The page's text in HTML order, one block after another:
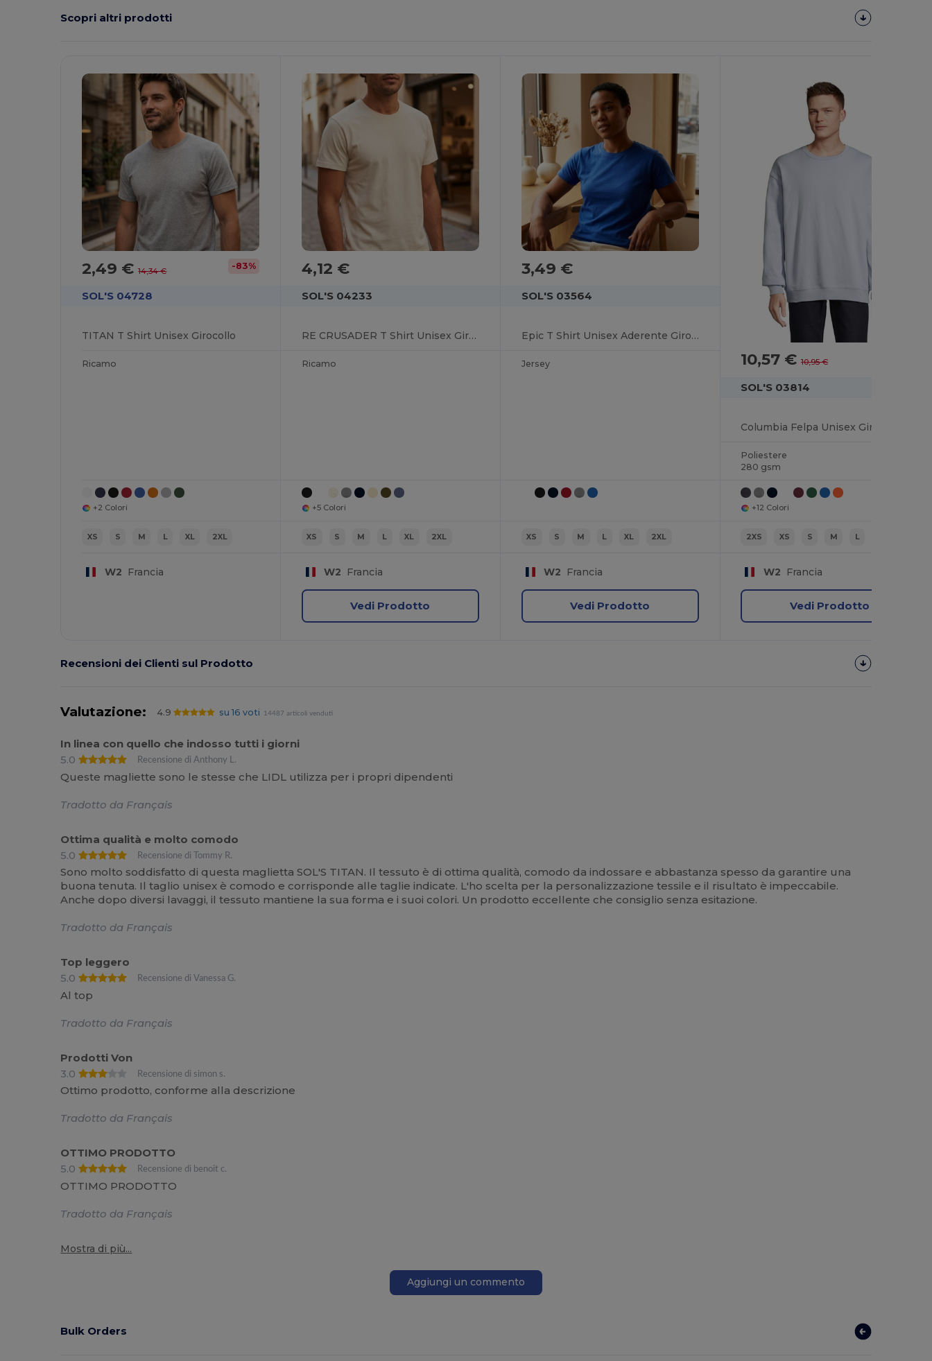
Scopri altri prodotti
2,49 €14,34 € -83%
SOL'S 04728
TITAN T Shirt Unisex Girocollo
Ricamo
+2 Colori
XS S M L XL 2XL
W2 Francia
4,12 €
SOL'S 04233
RE CRUSADER T Shirt Unisex Girocollo
Ricamo
+5 Colori
XS S M L XL 2XL
W2 Francia
Vedi Prodotto
3,49 €
SOL'S 03564
Epic T Shirt Unisex Aderente Girocollo
Jersey
XS S M L XL 2XL
W2 Francia
Vedi Prodotto
10,57 €10,95 €
SOL'S 03814
Columbia Felpa Unisex Girocollo
Poliestere
280 gsm
+12 Colori
2XS XS S M L
W2 Francia
Vedi Prodotto
Recensioni dei Clienti sul Prodotto
Valutazione: 4.9 su 16 voti 14487 articoli venduti
In linea con quello che indosso tutti i giorni
5.0
Recensione di Anthony L.
Queste magliette sono le stesse che LIDL utilizza per i propri dipendenti
Tradotto da Français
Ottima qualità e molto comodo
5.0
Recensione di Tommy R.
Sono molto soddisfatto di questa maglietta SOL'S TITAN. Il tessuto è di ottima qualità, comodo da indossare e abbastanza spesso da garantire una
buona tenuta. Il taglio unisex è comodo e corrisponde alle taglie indicate. L'ho scelta per la personalizzazione tessile e il risultato è impeccabile.
Anche dopo diversi lavaggi, il tessuto mantiene la sua forma e i suoi colori. Un prodotto eccellente che consiglio senza esitazione.
Tradotto da Français
Top leggero
5.0
Recensione di Vanessa G.
Al top
Tradotto da Français
Prodotti Von
3.0
Recensione di simon s.
Ottimo prodotto, conforme alla descrizione
Tradotto da Français
OTTIMO PRODOTTO
5.0
Recensione di benoit c.
OTTIMO PRODOTTO
Tradotto da Français
Mostra di più...
Aggiungi un commento
Bulk Orders